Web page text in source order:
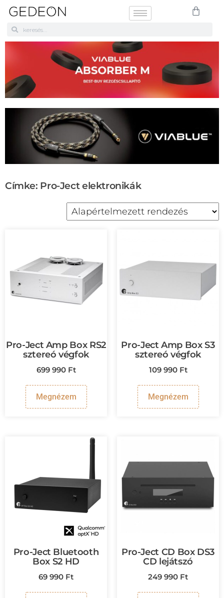
Címke: Pro-Ject elektronikák
Pro-Ject Amp Box RS2
sztereó végfok
699 990 Ft
Megnézem
Pro-Ject Amp Box S3
sztereó végfok
109 990 Ft
Megnézem
Pro-Ject Bluetooth
Box S2 HD
69 990 Ft
Pro-Ject CD Box DS3
CD lejátszó
249 990 Ft